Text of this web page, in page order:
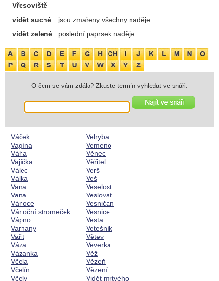
Vřesoviště
vidět suché
jsou zmařeny všechny naděje
vidět zelené
poslední paprsek naděje
O čem se vám zdálo? Zkuste termín vyhledat ve snáři:
Váček
Vagína
Váha
Vajíčka
Válec
Válka
Vana
Vana
Vánoce
Vánoční stromeček
Vápno
Varhany
Vařit
Váza
Vázanka
Včela
Včelín
Včely
Velryba
Vemeno
Věnec
Věřitel
Verš
Veš
Veselost
Veslovat
Vesničan
Vesnice
Vesta
Vetešník
Větev
Veverka
Věž
Vězeň
Vězení
Vidět mrtvého